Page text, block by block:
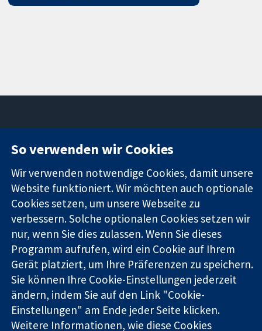
Zuverlässige
Evidenz
Informierte
Entscheidungen
Bessere
Gesundheit
11-13 Cavendish
London
W1G0AN
Vereinigtes
Königreich
Neuigkeiten
Pressestelle
Über uns
Cochrane
Library
Die Cochrane Collaboration ist eine gemeinützige Organisation
(Nr. 1045921) und in England und in Wales als eine Gesellschaft
mit beschränkter Haftung (Nr. 03044323) registriert.
Umsatzsteuer-Identifikationsnummer GB 718 2127 49.
So verwenden wir Cookies
Wir verwenden notwendige Cookies, damit unsere
Website funktioniert. Wir möchten auch optionale
Cookies setzen, um unsere Webseite zu
verbessern. Solche optionalen Cookies setzen wir
nur, wenn Sie dies zulassen. Wenn Sie dieses
Programm aufrufen, wird ein Cookie auf Ihrem
Gerät platziert, um Ihre Präferenzen zu speichern.
Sie können Ihre Cookie-Einstellungen jederzeit
ändern, indem Sie auf den Link "Cookie-
Einstellungen" am Ende jeder Seite klicken.
Weitere Informationen, wie diese Cookies